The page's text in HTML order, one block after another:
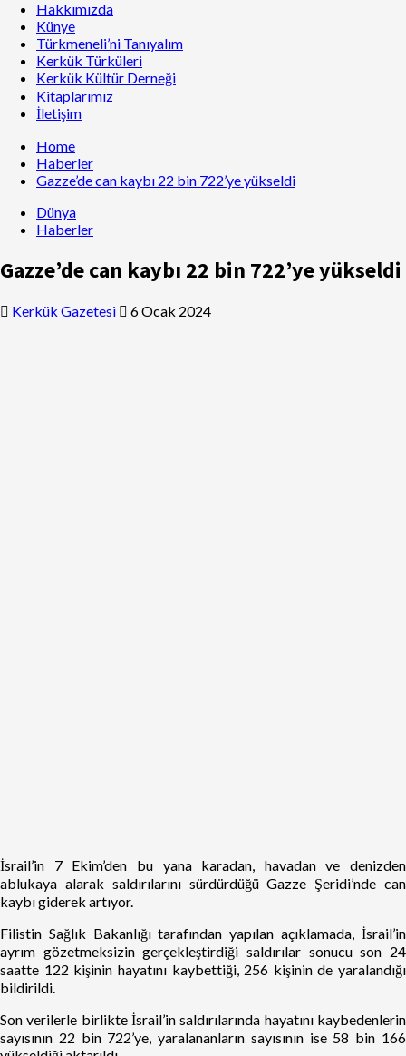
Hakkımızda
Künye
Türkmeneli’ni Tanıyalım
Kerkük Türküleri
Kerkük Kültür Derneği
Kitaplarımız
İletişim
Home
Haberler
Gazze’de can kaybı 22 bin 722’ye yükseldi
Dünya
Haberler
Gazze’de can kaybı 22 bin 722’ye yükseldi
Kerkük Gazetesi 6 Ocak 2024
İsrail’in 7 Ekim’den bu yana karadan, havadan ve denizden
ablukaya alarak saldırılarını sürdürdüğü Gazze Şeridi’nde can
kaybı giderek artıyor.
Filistin Sağlık Bakanlığı tarafından yapılan açıklamada, İsrail’in
ayrım gözetmeksizin gerçekleştirdiği saldırılar sonucu son 24
saatte 122 kişinin hayatını kaybettiği, 256 kişinin de yaralandığı
bildirildi.
Son verilerle birlikte İsrail’in saldırılarında hayatını kaybedenlerin
sayısının 22 bin 722’ye, yaralananların sayısının ise 58 bin 166